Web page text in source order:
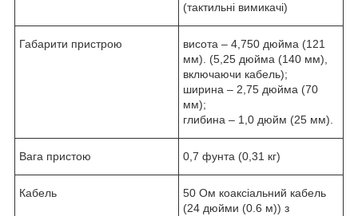
(тактильні вимикачі)
Габарити пристрою
висота – 4,750 дюйма (121
мм). (5,25 дюйма (140 мм),
включаючи кабель);
ширина – 2,75 дюйма (70
мм);
глибина – 1,0 дюйм (25 мм).
Вага пристою 0,7 фунта (0,31 кг)
Кабель
50 Ом коаксіальний кабель
(24 дюйми (0.6 м)) з